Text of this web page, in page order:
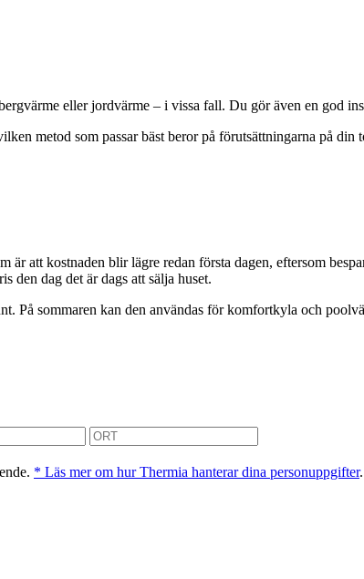
eller jordvärme – i vissa fall. Du gör även en god
metod som passar bäst beror på förutsättningarna på
att kostnaden blir lägre redan första dagen, eftersom
den dag det är dags att sälja huset.
På sommaren kan den användas för komfortkyla och
* Läs mer om hur Thermia hanterar dina personuppgifter.